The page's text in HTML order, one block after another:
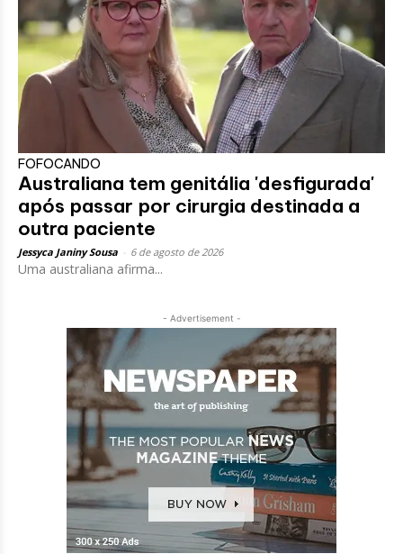
FOFOCANDO
Australiana tem genitália 'desfigurada'
após passar por cirurgia destinada a
outra paciente
Jessyca Janiny Sousa 6 de agosto de 2026
Uma australiana afirma...
- Advertisement -